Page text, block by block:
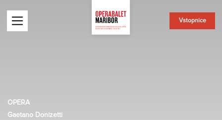
Vstopnice
OPERA
Gaetano Donizetti